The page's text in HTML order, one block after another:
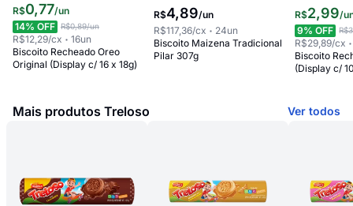
R$0,77/un
14% OFF R$0,89/un
R$12,29/cx 16un
Biscoito Recheado Oreo
Original (Display c/ 16 x 18g)
R$4,89/un
R$117,36/cx 24un
Biscoito Maizena Tradicional
Pilar 307g
R$2,99/
9% OFF
R$29,89/cx
Biscoito
(Display c/
Mais produtos Treloso Ver todos